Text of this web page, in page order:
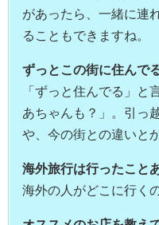
があったら、一緒に連
ることもできますね。
ずっとこの街に住んで
「ずっと住んでる」と
あちゃんも？」。引っ
や、今の街との違いと
海外旅行は行ったこと
海外の人がどこに行く